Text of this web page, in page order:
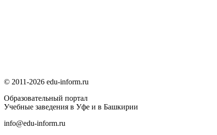
© 2011-2026 edu-inform.ru
Образовательный портал
Учебные заведения в Уфе и в Башкирии
info@edu-inform.ru